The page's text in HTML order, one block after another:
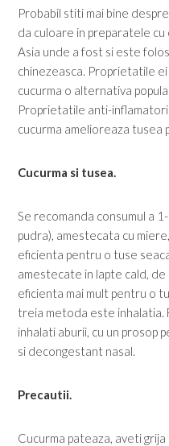
Probabil stiti mai bine
da culoare in preparatele
Asia unde a fost si este
chinezeasca. Proprietatile
cucurma o alternativa
Proprietatile anti-
cucurma amelioreaza tusea
Cucurma si tusea.
Se recomanda consumul a
pudra), amestecata cu
eficienta pentru o tuse
amestecate in lapte cald,
eficienta mai mult pentru o
treia metoda este inhalatia.
inhalati aburii, cu un prosop
si decongestant nasal.
Precautii.
Cucurma pateaza, aveti